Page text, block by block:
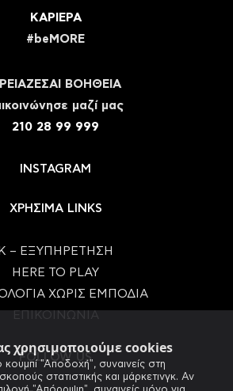
χρησιμοποιούμε cookies
κουμπί "Αποδοχή", συναινείς στη
στατιστικής και μάρκετινγκ. Αν
ΚΑΡΙΕΡΑ
#beMORE
ΒΟΗΘΕΙΑ
μαζί μας
210 28 99 999
INSTAGRAM
ΧΡΗΣΙΜΑ LINKS
Κ – ΕΞΥΠΗΡΕΤΗΣΗ
HERE TO PLAY
ΧΩΡΙΣ ΕΜΠΟΔΙΑ
FOLLOW US